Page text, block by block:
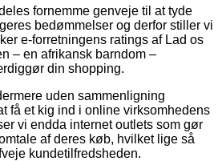
fornemme genveje til at tyde
bedømmelser og derfor stiller vi
e-forretningens ratings af Lad os
– en afrikansk barndom –
din shopping.
uden sammenligning
få et kig ind i online virksomhedens
vi endda internet outlets som gør
af deres køb, hvilket lige så
kundetilfredsheden.